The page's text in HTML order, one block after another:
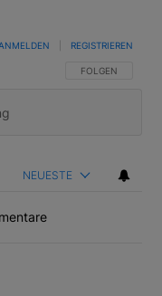
FOLGE DIESER
FOLGEN
REGISTRIEREN
NEUESTE